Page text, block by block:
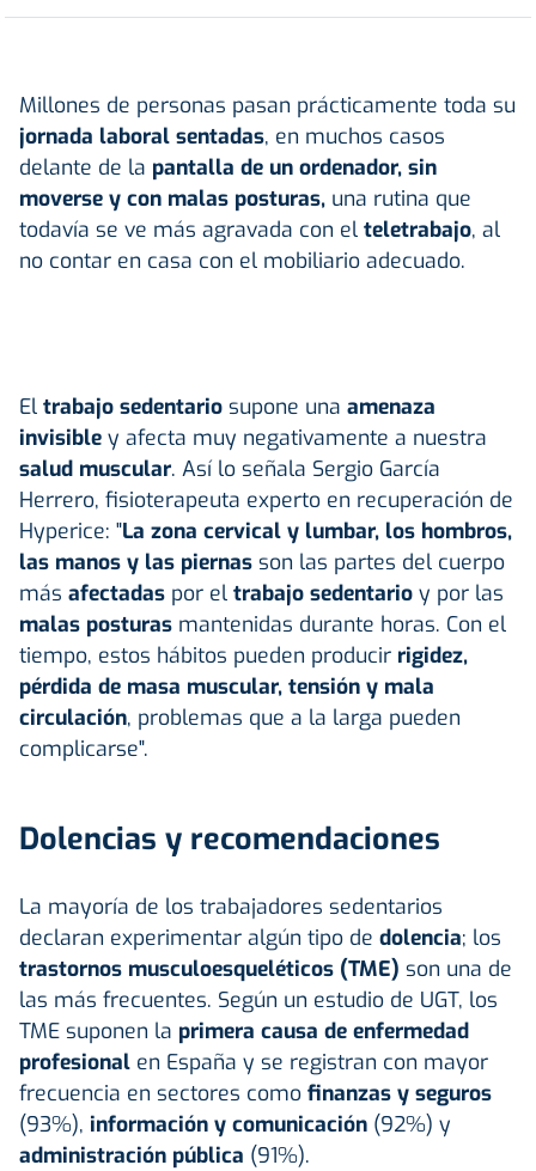
Millones de personas pasan prácticamente toda su
jornada laboral sentadas, en muchos casos
delante de la pantalla de un ordenador, sin
moverse y con malas posturas, una rutina que
todavía se ve más agravada con el teletrabajo, al
no contar en casa con el mobiliario adecuado.
El trabajo sedentario supone una amenaza
invisible y afecta muy negativamente a nuestra
salud muscular. Así lo señala Sergio García
Herrero, fisioterapeuta experto en recuperación de
Hyperice: "La zona cervical y lumbar, los hombros,
las manos y las piernas son las partes del cuerpo
más afectadas por el trabajo sedentario y por las
malas posturas mantenidas durante horas. Con el
tiempo, estos hábitos pueden producir rigidez,
pérdida de masa muscular, tensión y mala
circulación, problemas que a la larga pueden
complicarse".
Dolencias y recomendaciones
La mayoría de los trabajadores sedentarios
declaran experimentar algún tipo de dolencia; los
trastornos musculoesqueléticos (TME) son una de
las más frecuentes. Según un estudio de UGT, los
TME suponen la primera causa de enfermedad
profesional en España y se registran con mayor
frecuencia en sectores como finanzas y seguros
(93%), información y comunicación (92%) y
administración pública (91%).